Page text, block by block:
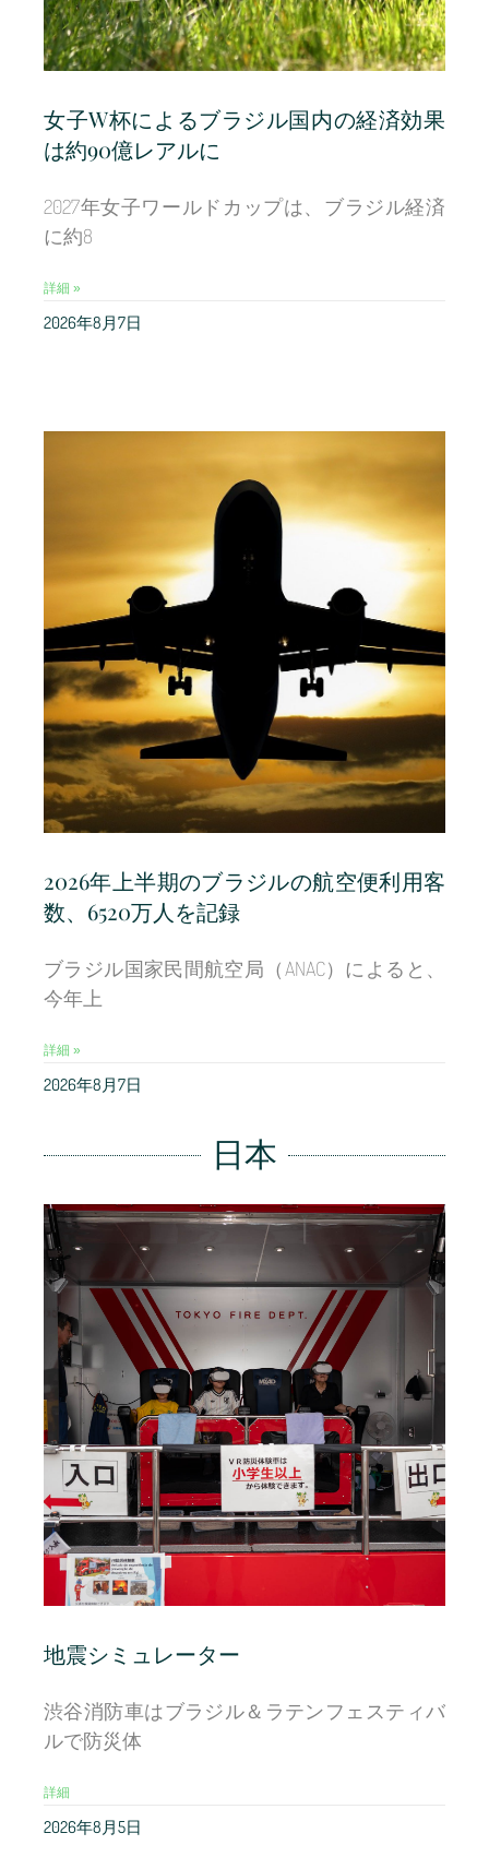
女子W杯によるブラジル国内の経済効果
は約90億レアルに
2027年女子ワールドカップは、ブラジル経済
に約8
詳細 »
2026年8月7日
2026年上半期のブラジルの航空便利用客
数、6520万人を記録
ブラジル国家民間航空局（ANAC）によると、
今年上
詳細 »
2026年8月7日
日本
地震シミュレーター
渋谷消防車はブラジル＆ラテンフェスティバ
ルで防災体
詳細
2026年8月5日